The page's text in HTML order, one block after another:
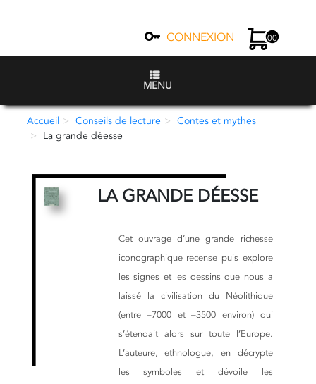
CONNEXION 00
MENU
Accueil Conseils de lecture
Contes et mythes
La grande déesse
LA GRANDE DÉESSE
Cet ouvrage d’une grande richesse
iconographique recense puis explore
les signes et les dessins que nous a
laissé la civilisation du Néolithique
(entre –7000 et –3500 environ) qui
s’étendait alors sur toute l’Europe.
L’auteure, ethnologue, en décrypte
les symboles et dévoile les